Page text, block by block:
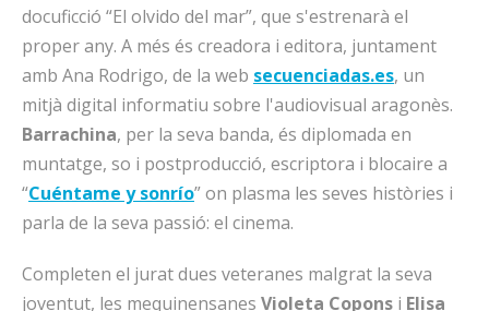
docuficció “El olvido del mar”, que s'estrenarà el
proper any. A més és creadora i editora, juntament
amb Ana Rodrigo, de la web secuenciadas.es, un
mitjà digital informatiu sobre l'audiovisual aragonès.
Barrachina, per la seva banda, és diplomada en
muntatge, so i postproducció, escriptora i blocaire a
“Cuéntame y sonrío” on plasma les seves històries i
parla de la seva passió: el cinema.
Completen el jurat dues veteranes malgrat la seva
joventut, les mequinensanes Violeta Copons i Elisa